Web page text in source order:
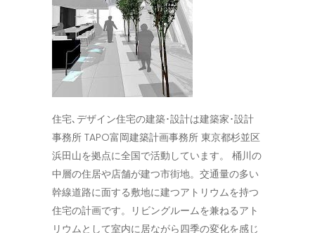
住宅､デザイン住宅の建築･設計は建築家･設計
事務所 TAPO富岡建築計画事務所 東京都杉並区
浜田山を拠点に全国で活動しています。 桶川の
中層の住居や店舗が建つ市街地。交通量の多い
幹線道路に面する敷地に建つアトリウムを持つ
住宅の計画です。リビングルームを兼ねるアト
リウムとして室内に居ながら四季の変化を感じ